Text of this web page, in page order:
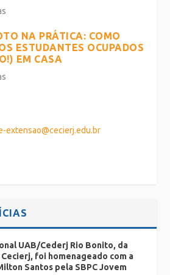
NA PRÁTICA: COMO
ESTUDANTES OCUPADOS
EM CASA
extensao@cecierj.edu.br
UAB/Cederj Rio Bonito, da
Cecierj, foi homenageado com a
Santos pela SBPC Jovem